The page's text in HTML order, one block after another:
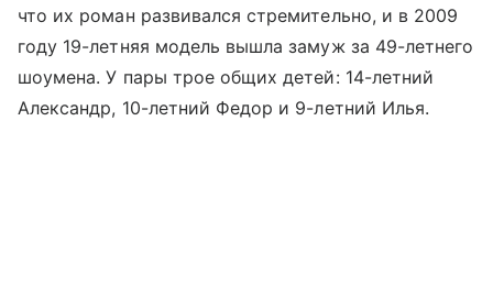
что их роман развивался стремительно, и в 2009
году 19-летняя модель вышла замуж за 49-летнего
шоумена. У пары трое общих детей: 14-летний
Александр, 10-летний Федор и 9-летний Илья.